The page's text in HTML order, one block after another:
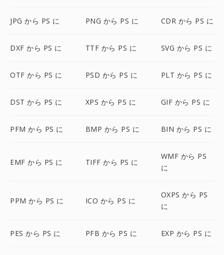
JPG から PS に PNG から PS に CDR から PS に
DXF から PS に TTF から PS に SVG から PS に
OTF から PS に PSD から PS に PLT から PS に
DST から PS に XPS から PS に GIF から PS に
PFM から PS に BMP から PS に BIN から PS に
EMF から PS に TIFF から PS に
WMF から PS
に
PPM から PS に ICO から PS に
OXPS から PS
に
PES から PS に PFB から PS に EXP から PS に